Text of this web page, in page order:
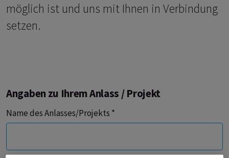
möglich ist und uns mit Ihnen in Verbindung
setzen.
Angaben zu Ihrem Anlass / Projekt
Name des Anlasses/Projekts *